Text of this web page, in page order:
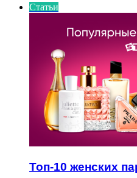
Статьи
Топ-10 женских